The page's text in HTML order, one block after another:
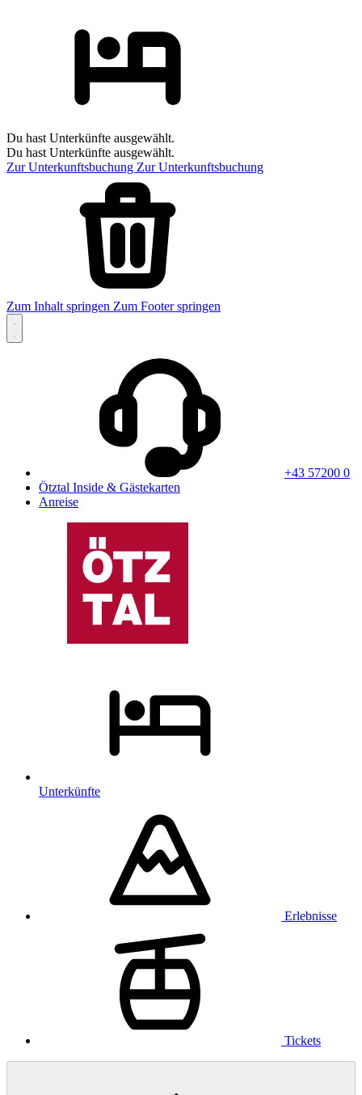
Du hast Unterkünfte ausgewählt.
Du hast Unterkünfte ausgewählt.
Zur Unterkunftsbuchung Zur Unterkunftsbuchung
Zum Inhalt springen Zum Footer springen
+43 57200 0
Ötztal Inside & Gästekarten
Anreise
Unterkünfte
Erlebnisse
Tickets